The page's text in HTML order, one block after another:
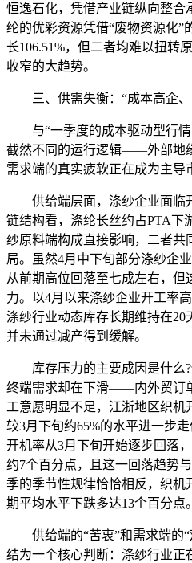
恒逸石化，凭借产业链纵向整合
纶的优彩资源凭借“废物资源化”
长106.51%，但二者均难以扭转
收窄的大趋势。
三、供需失衡：“成本高企、
与“一季度的成本驱动型行情
截然不同的运行逻辑——外部地
需求端的真实疲软正在成为主导
供给端层面，涤纱企业面临
链结构看，涤纶长丝约占PTA下
纱原料端构成直接影响，二者共
局。虽然4月中下旬部分涤纱企
从前期高位回落至七成左右，
力。以4月以来涤纱企业开工率
涤纱行业动态库存长期维持在
并未通过减产得到缓解。
库存压力的主要成因是什么?
终端需求却在下滑——内外贸订
工意愿明显不足，江浙地区织机
较3月下旬约65%的水平进一步
开机率从3月下旬开始逐步回落
约7个百分点，且这一回落趋势
季的季节性规律恰恰相反，织机
期平均水平下跌多达13个百分点。
供给端的“苦衷”和需求端的“
结为一个核心判断：涤纱行业正